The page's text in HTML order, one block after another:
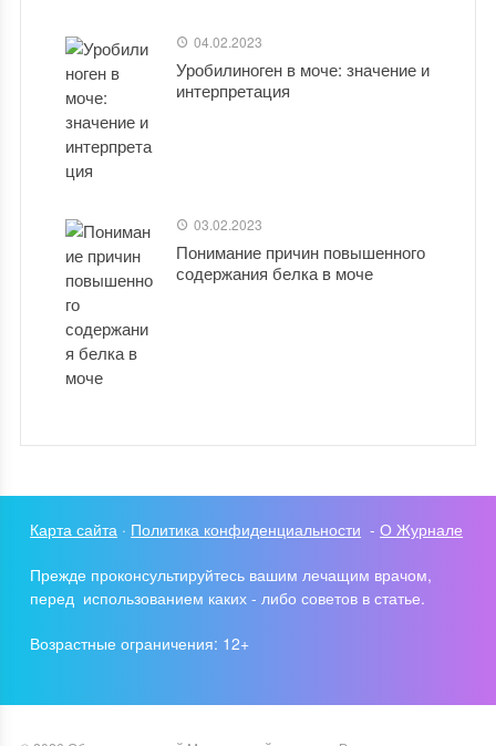
04.02.2023
Уробилиноген в моче: значение и
интерпретация
03.02.2023
Понимание причин повышенного
содержания белка в моче
Карта сайта · Политика конфиденциальности -О Журнале
Прежде проконсультируйтесь вашим лечащим врачом,
перед использованием каких - либо советов в статье.
Возрастные ограничения: 12+